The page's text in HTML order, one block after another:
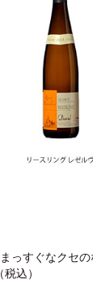
まっすぐなクセ
（税込）